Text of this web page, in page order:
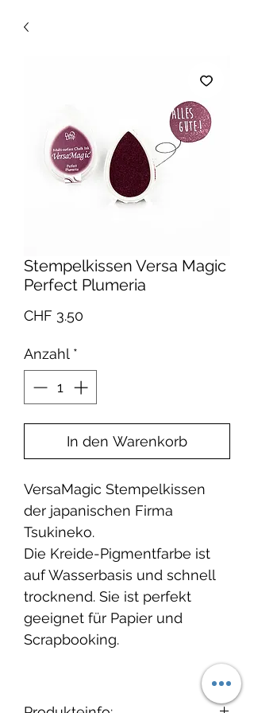
Stempelkissen Versa Magic
Perfect Plumeria
CHF 3.50
Anzahl *
In den Warenkorb
VersaMagic Stempelkissen
der japanischen Firma
Tsukineko.
Die Kreide-Pigmentfarbe ist
auf Wasserbasis und schnell
trocknend. Sie ist perfekt
geeignet für Papier und
Scrapbooking.